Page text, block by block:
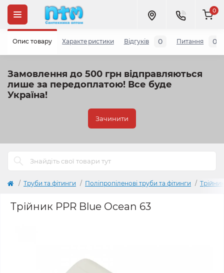
Замовлення до 500 грн відправляються
лише за передоплатою! Все буде
Україна!
Зачинити
0
Труби та фітинги Поліпропіленові труби та фітинги
Трійник PPR Blue Ocean 63
Опис товару Характеристики Відгуків 0 Питання 0